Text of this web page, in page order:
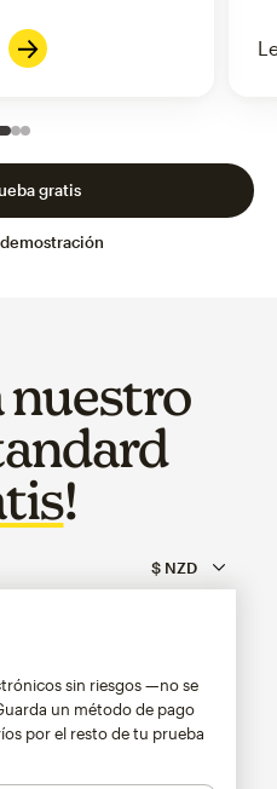
1 of 3
Go to slide 2 of 3
Go to slide 3 of 3
gratis
nuestro
!
sin riesgos —no se
un método de pago
por el resto de tu prueba